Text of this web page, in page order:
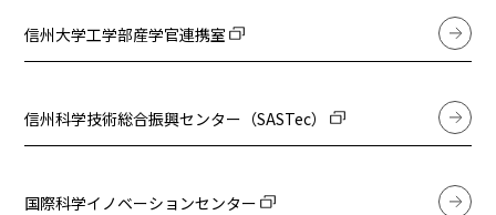
信州大学工学部産学官連携室
信州科学技術総合振興センター（SASTec）
国際科学イノベーションセンター